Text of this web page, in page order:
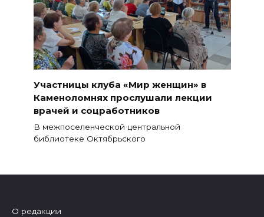
Участницы клуба «Мир женщин» в
Каменоломнях прослушали лекции
врачей и соцработников
В межпоселенческой центральной
библиотеке Октябрьского
О редакции